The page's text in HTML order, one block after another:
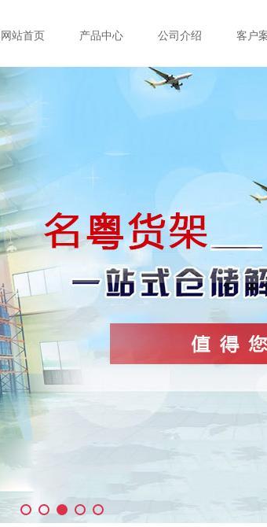
网站首页 产品中心 公司介绍 客户